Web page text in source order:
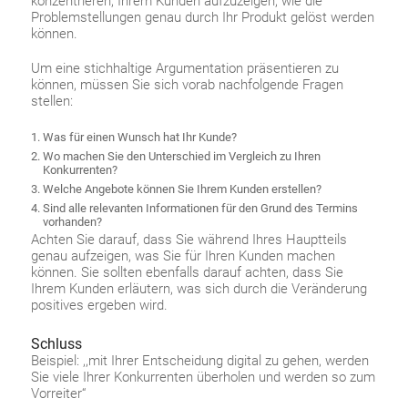
Problemstellungen genau durch Ihr Produkt gelöst werden
können.
Um eine stichhaltige Argumentation präsentieren zu
können, müssen Sie sich vorab nachfolgende Fragen
stellen:
Was für einen Wunsch hat Ihr Kunde?
Wo machen Sie den Unterschied im Vergleich zu Ihren
Konkurrenten?
Welche Angebote können Sie Ihrem Kunden erstellen?
Sind alle relevanten Informationen für den Grund des Termins
vorhanden?
Achten Sie darauf, dass Sie während Ihres Hauptteils
genau aufzeigen, was Sie für Ihren Kunden machen
können. Sie sollten ebenfalls darauf achten, dass Sie
Ihrem Kunden erläutern, was sich durch die Veränderung
positives ergeben wird.
Schluss
Beispiel: ,,mit Ihrer Entscheidung digital zu gehen, werden
Sie viele Ihrer Konkurrenten überholen und werden so zum
Vorreiter“